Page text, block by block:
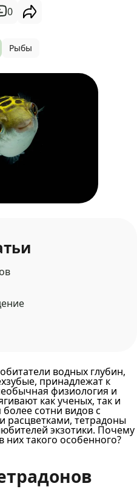
0
Рыбы
водных глубин,
принадлежат к
физиология и
как ученых, так и
сотни видов с
тетрадоны
экзотики. Почему
такого особенного?